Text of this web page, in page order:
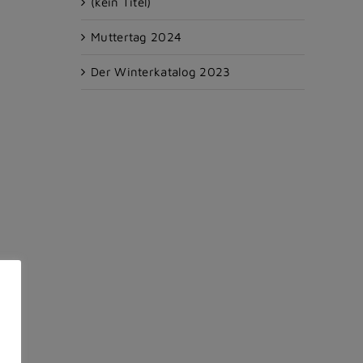
Muttertag 2024
Der Winterkatalog 2023